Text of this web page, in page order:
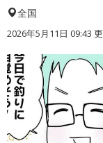
全国
2026年5月11日 09:43